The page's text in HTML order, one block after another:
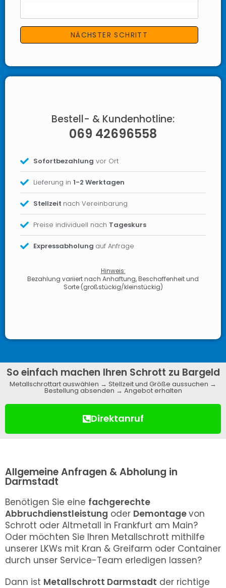
Bestell- & Kundenhotline:
069 42696558
Sofortbezahlung vor Ort
Lieferung in1-2 Werktagen
Stellzeit nach Vereinbarung
Preise individuell nach Tageskurs
Expressabholung auf Anfrage
Hinweis:
Bezahlung variiert nach Anhaftung, Beschaffenheit und
Sorte (großstückig/kleinstückig)
So einfach machen Ihren Schrott zu Bargeld
Metallschrottart auswählen → Stellzeit und Größe aussuchen →
Bestellung absenden → Angebot erhalten
Direktanruf
Allgemeine Anfragen & Abholung in
Darmstadt
Benötigen Sie eine fachgerechte
Abbruchdienstleistung oder Demontagevon
Schrott oder Altmetall in Frankfurt am Main?
Oder möchten Sie Ihren Metallschrott mithilfe
unserer LKWs mit Kran & Greifarm oder Container
durch unser Service-Team erledigen lassen?
Dann ist Metallschrott Darmstadt der richtige